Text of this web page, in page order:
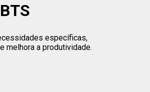
específicas,
melhora a produtividade.